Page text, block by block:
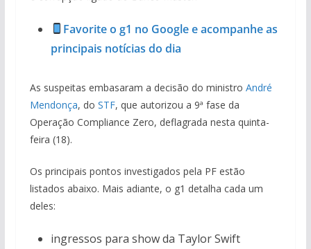
Favorite o g1 no Google e acompanhe as
principais notícias do dia
As suspeitas embasaram a decisão do ministro André
Mendonça, do STF, que autorizou a 9ª fase da
Operação Compliance Zero, deflagrada nesta quinta-
feira (18).
Os principais pontos investigados pela PF estão
listados abaixo. Mais adiante, o g1 detalha cada um
deles:
ingressos para show da Taylor Swift